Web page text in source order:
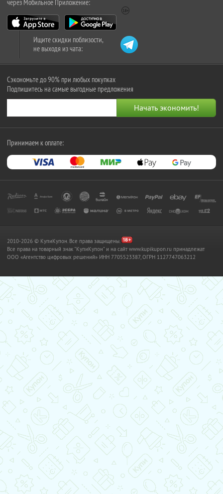
через Мобильное Приложение:
Ищите скидки поблизости,
не выходя из чата:
Сэкономьте до 90% при любых покупках
Подпишитесь на самые выгодные предложения
Принимаем к оплате:
2010-2026 © КупиКупон. Все права защищены.
Все права на товарный знак "КупиКупон" и на сайт www.kupikupon.ru принадлежат
OOO «Агентство цифровых решений» ИНН 7705523387, ОГРН 1127747063212